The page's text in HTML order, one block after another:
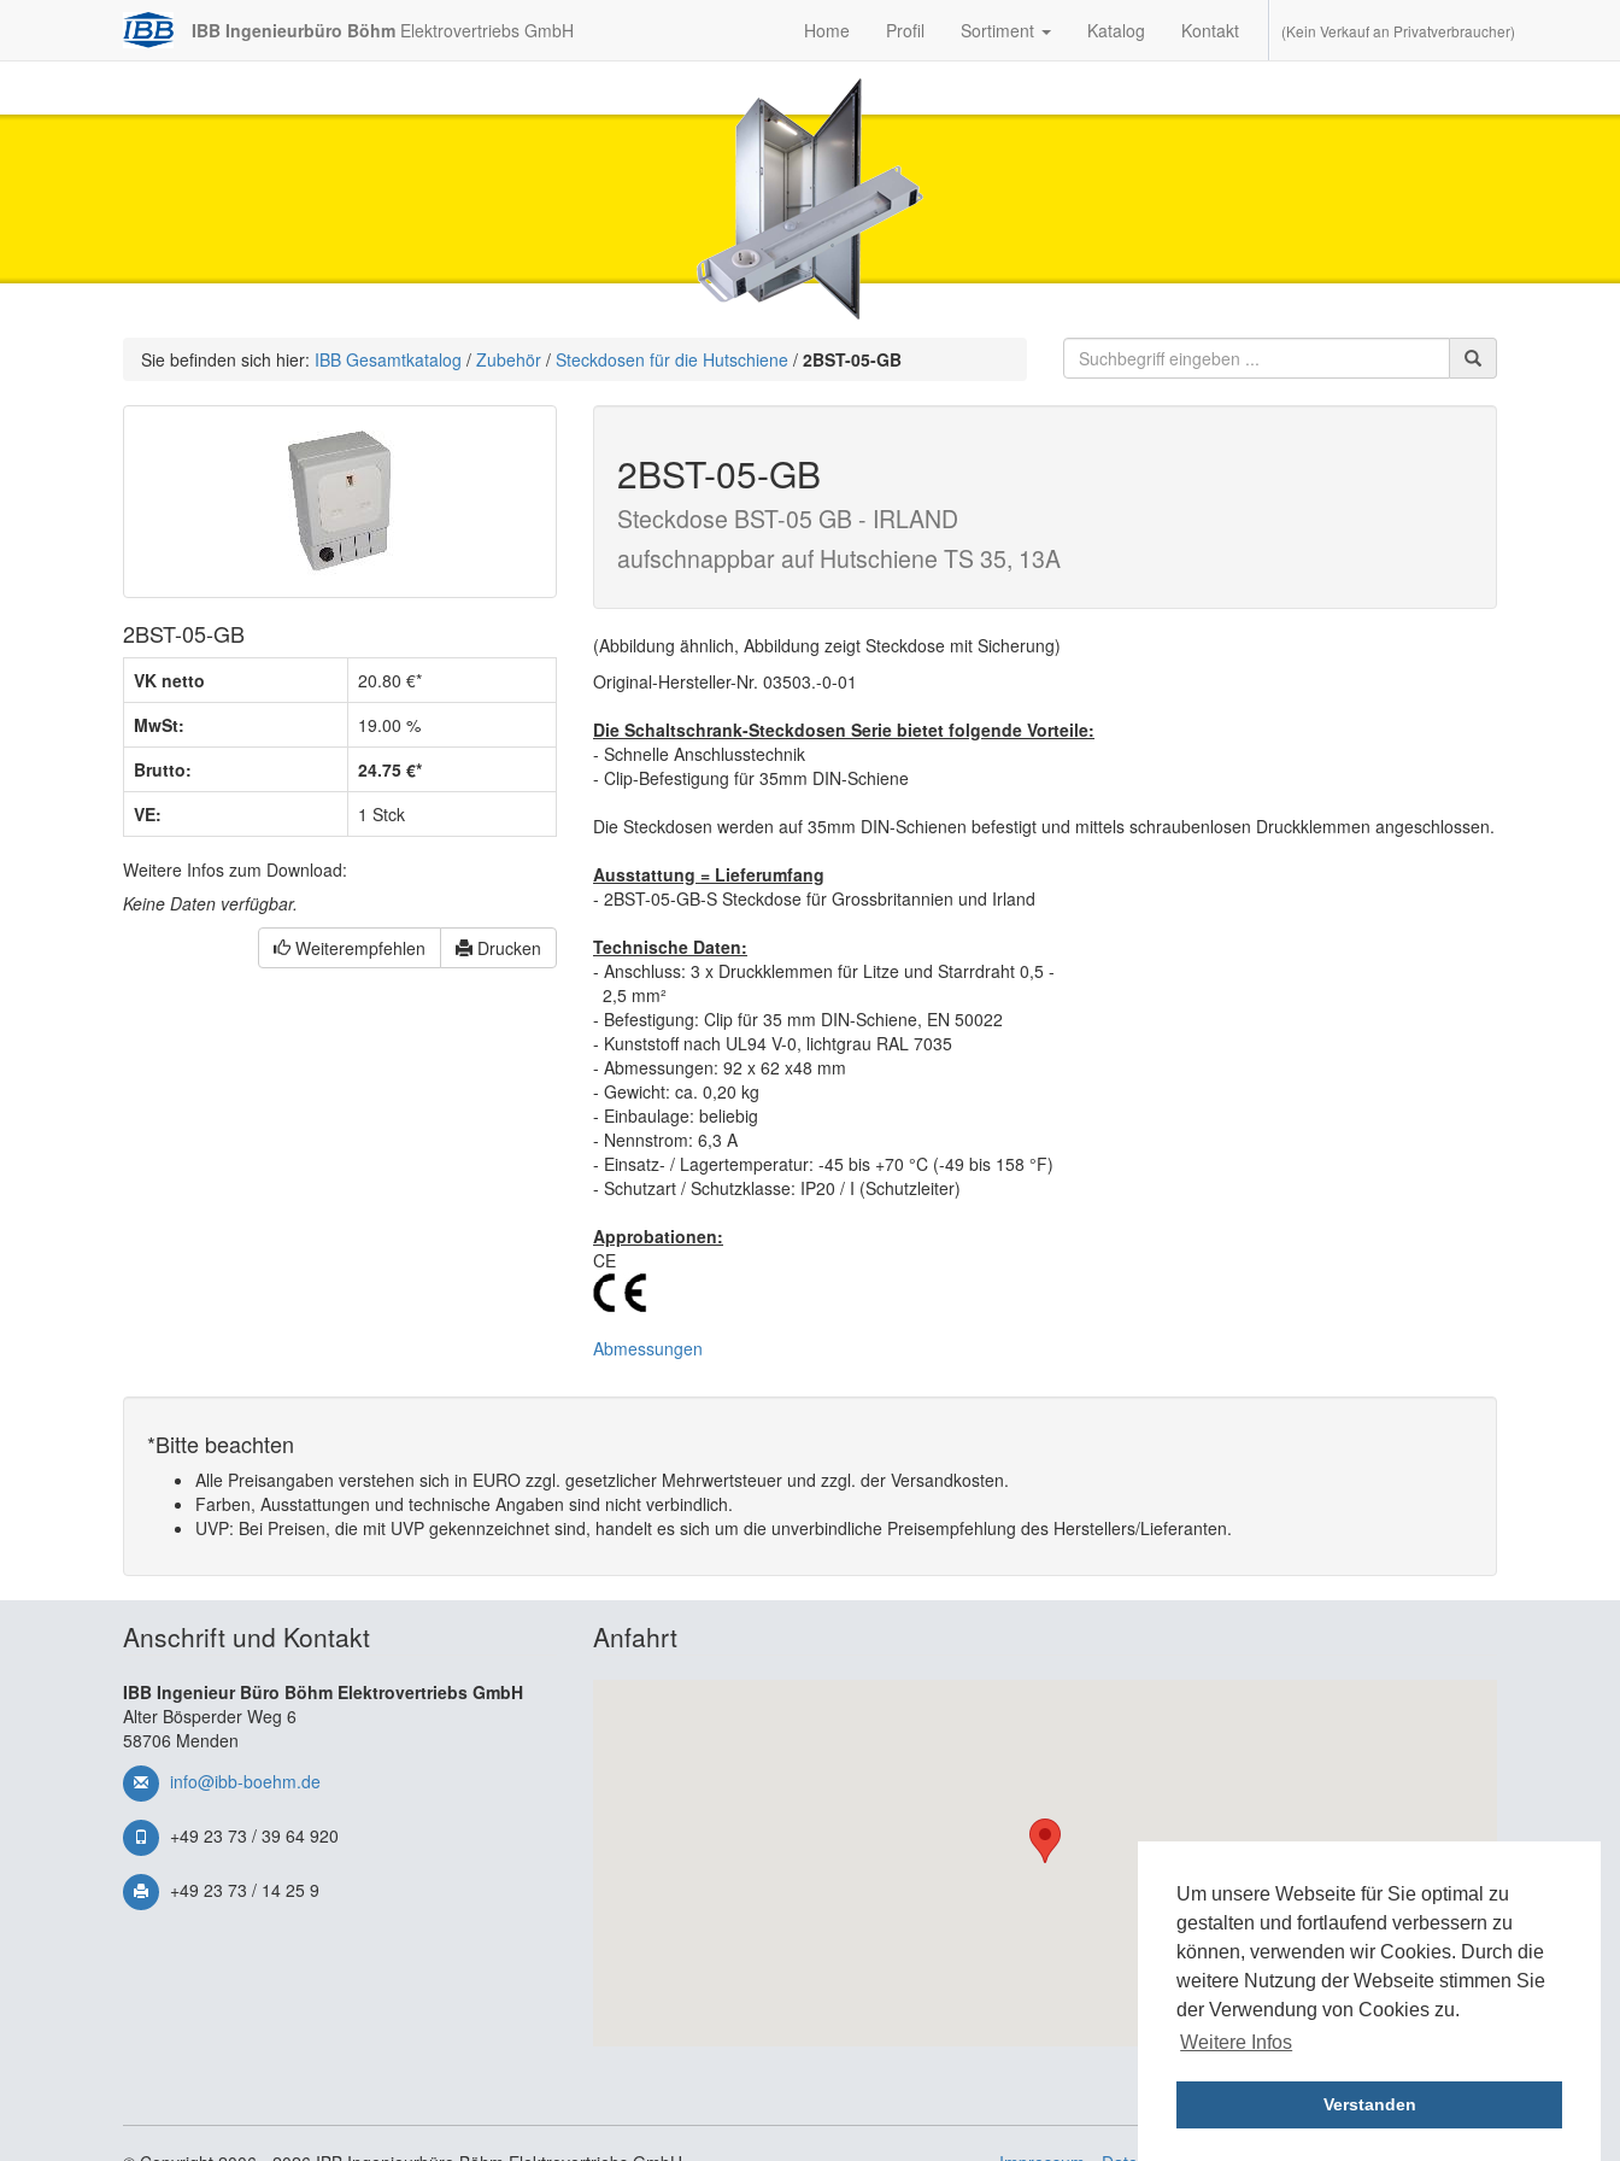
Um unsere Webseite für Sie optimal zu
gestalten und fortlaufend verbessern zu
können, verwenden wir Cookies. Durch die
weitere Nutzung der Webseite stimmen Sie
der Verwendung von Cookies zu.
Weitere Infos
Verstanden
IBB Ingenieurbüro Böhm Elektrovertriebs GmbH Home Profil Sortiment Katalog Kontakt (Kein Verkauf an Privatverbraucher)
Sie befinden sich hier: IBB Gesamtkatalog / Zubehör / Steckdosen für die Hutschiene / 2BST-05-GB
2BST-05-GB
VK netto
20.80 €*
MwSt:
19.00 %
Brutto:
24.75 €*
VE:
1 Stck
Weitere Infos zum Download:
Keine Daten verfügbar.
Weiterempfehlen
Drucken
2BST-05-GB
Steckdose BST-05 GB - IRLAND
aufschnappbar auf Hutschiene TS 35, 13A
(Abbildung ähnlich, Abbildung zeigt Steckdose mit Sicherung)
Original-Hersteller-Nr. 03503.-0-01
Die Schaltschrank-Steckdosen Serie bietet folgende Vorteile:
- Schnelle Anschlusstechnik
- Clip-Befestigung für 35mm DIN-Schiene
Die Steckdosen werden auf 35mm DIN-Schienen befestigt und mittels schraubenlosen Druckklemmen angeschlossen.
Ausstattung = Lieferumfang
- 2BST-05-GB-S Steckdose für Grossbritannien und Irland
Technische Daten:
- Anschluss: 3 x Druckklemmen für Litze und Starrdraht 0,5 -
2,5 mm²
- Befestigung: Clip für 35 mm DIN-Schiene, EN 50022
- Kunststoff nach UL94 V-0, lichtgrau RAL 7035
- Abmessungen: 92 x 62 x48 mm
- Gewicht: ca. 0,20 kg
- Einbaulage: beliebig
- Nennstrom: 6,3 A
- Einsatz- / Lagertemperatur: -45 bis +70 °C (-49 bis 158 °F)
- Schutzart / Schutzklasse: IP20 / I (Schutzleiter)
Approbationen:
CE
Abmessungen
*Bitte beachten
Alle Preisangaben verstehen sich in EURO zzgl. gesetzlicher Mehrwertsteuer und zzgl. der Versandkosten.
Farben, Ausstattungen und technische Angaben sind nicht verbindlich.
UVP: Bei Preisen, die mit UVP gekennzeichnet sind, handelt es sich um die unverbindliche Preisempfehlung des Herstellers/Lieferanten.
Anschrift und Kontakt
IBB Ingenieur Büro Böhm Elektrovertriebs GmbH
Alter Bösperder Weg 6
58706 Menden
info@ibb-boehm.de
+49 23 73 / 39 64 920
+49 23 73 / 14 25 9
Anfahrt
Zur Google Anfahrtskarte